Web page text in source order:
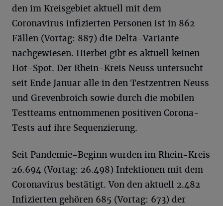
den im Kreisgebiet aktuell mit dem
Coronavirus infizierten Personen ist in 862
Fällen (Vortag: 887) die Delta-Variante
nachgewiesen. Hierbei gibt es aktuell keinen
Hot-Spot. Der Rhein-Kreis Neuss untersucht
seit Ende Januar alle in den Testzentren Neuss
und Grevenbroich sowie durch die mobilen
Testteams entnommenen positiven Corona-
Tests auf ihre Sequenzierung.
Seit Pandemie-Beginn wurden im Rhein-Kreis
26.694 (Vortag: 26.498) Infektionen mit dem
Coronavirus bestätigt. Von den aktuell 2.482
Infizierten gehören 685 (Vortag: 673) der